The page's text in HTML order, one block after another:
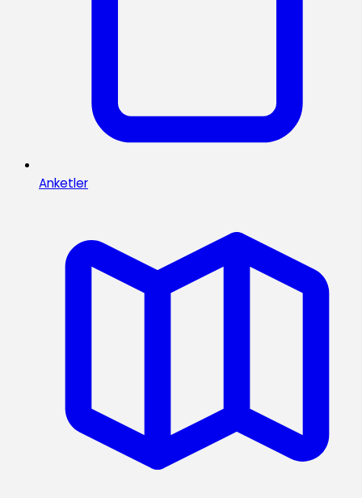
Anketler